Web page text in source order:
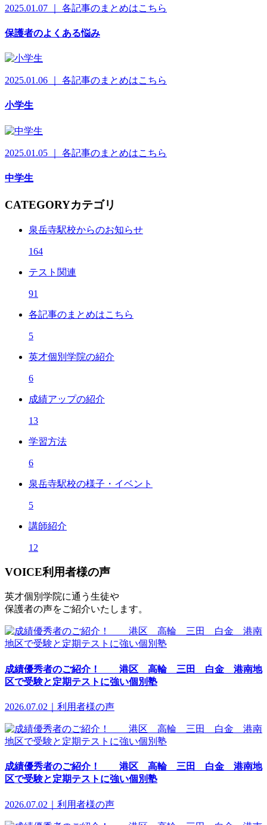
2025.01.07 ｜ 各記事のまとめはこちら
保護者のよくある悩み
2025.01.06 ｜ 各記事のまとめはこちら
小学生
2025.01.05 ｜ 各記事のまとめはこちら
中学生
CATEGORYカテゴリ
泉岳寺駅校からのお知らせ
164
テスト関連
91
各記事のまとめはこちら
5
英才個別学院の紹介
6
成績アップの紹介
13
学習方法
6
泉岳寺駅校の様子・イベント
5
講師紹介
12
VOICE利用者様の声
英才個別学院に通う生徒や
保護者の声をご紹介いたします。
成績優秀者のご紹介！ 港区 高輪 三田 白金 港南地
区で受験と定期テストに強い個別塾
2026.07.02｜利用者様の声
成績優秀者のご紹介！ 港区 高輪 三田 白金 港南地
区で受験と定期テストに強い個別塾
2026.07.02｜利用者様の声